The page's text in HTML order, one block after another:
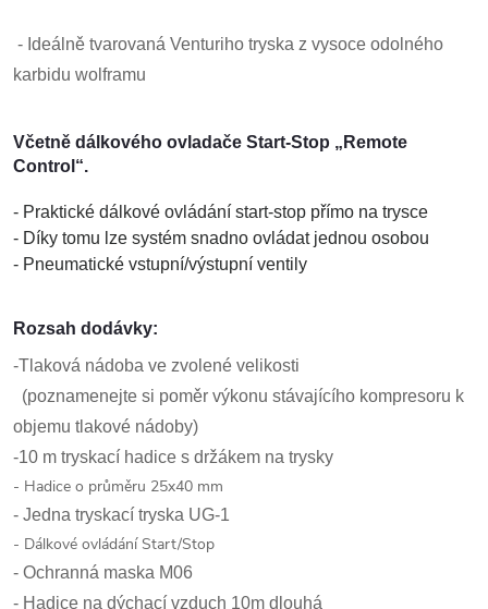
- Ideálně tvarovaná Venturiho tryska z vysoce odolného
karbidu wolframu
Včetně dálkového ovladače Start-Stop „Remote
Control“.
- Praktické dálkové ovládání start-stop přímo na trysce
- Díky tomu lze systém snadno ovládat jednou osobou
- Pneumatické vstupní/výstupní ventily
Rozsah dodávky:
-Tlaková nádoba ve zvolené velikosti
(poznamenejte si poměr výkonu stávajícího kompresoru k
objemu tlakové nádoby)
-10 m tryskací hadice s držákem na trysky
- Hadice o průměru 25x40 mm
- Jedna tryskací tryska UG-1
- Dálkové ovládání Start/Stop
- Ochranná maska ​​M06
- Hadice na dýchací vzduch 10m dlouhá